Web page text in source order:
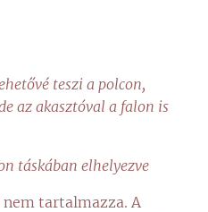
teszi a polcon,
az akasztóval a falon is
táskában elhelyezve
tartalmazza. A